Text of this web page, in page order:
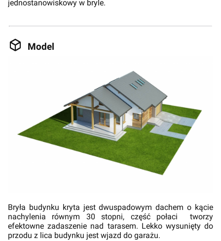
jednostanowiskowy w bryle.
Model
Bryła budynku kryta jest dwuspadowym dachem o kącie
nachylenia równym 30 stopni, część połaci tworzy
efektowne zadaszenie nad tarasem. Lekko wysunięty do
przodu z lica budynku jest wjazd do garażu.